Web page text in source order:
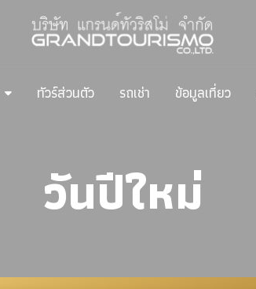
ทัวร์ส่วนตัว รถเช่า ข้อมูลเที่ยว
วันปีใหม่